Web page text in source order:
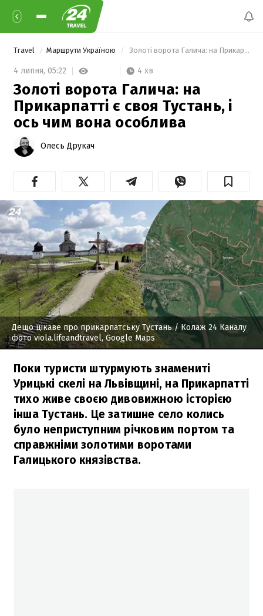
Travel Маршрути Україною Золоті ворота Галича: на Прикарпатті є своя Тустань, і ось чим вона особлива
4 липня, 05:22 4 хв
Золоті ворота Галича: на
Прикарпатті є своя Тустань, і
ось чим вона особлива
Олесь Друкач
Дещо цікаве про прикарпатську Тустань/ Колаж 24 Каналу
фото viola.lifeandtravel, Google Maps
Поки туристи штурмують знамениті
Урицькі скелі на Львівщині, на Прикарпатті
тихо живе своєю дивовижною історією
інша Тустань. Це затишне село колись
було неприступним річковим портом та
справжніми золотими воротами
Галицького князівства.